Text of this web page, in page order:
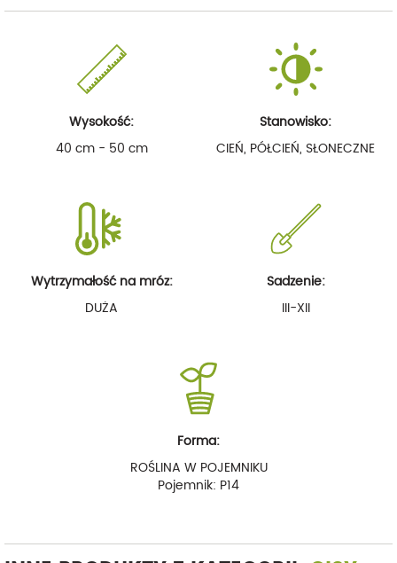
Wysokość:
40 cm - 50 cm
Stanowisko:
CIEŃ, PÓŁCIEŃ, SŁONECZNE
Wytrzymałość na mróz:
DUŻA
Sadzenie:
III-XII
Forma:
ROŚLINA W POJEMNIKU
Pojemnik: P14